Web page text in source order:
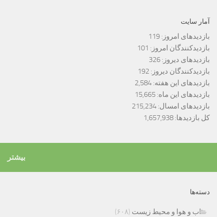
آمار سایت
بازدیدهای امروز: 119
بازدیدکنندگان امروز: 101
بازدیدهای دیروز: 326
بازدیدکنندگان دیروز: 192
بازدیدهای این هفته: 2,584
بازدیدهای این ماه: 15,665
بازدیدهای امسال: 215,234
کل بازدیدها: 1,657,938
بیشتر
دسته‌ها
اب و هوا و محیط زیست (۶۰۸)